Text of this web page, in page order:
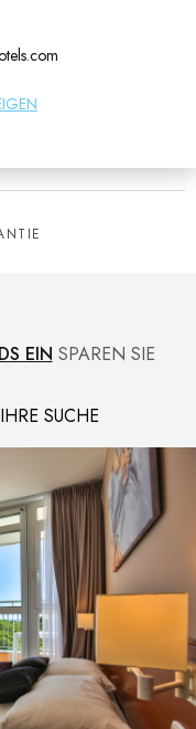
EIN SPAREN SIE
SUCHE